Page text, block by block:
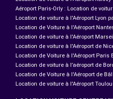
Aéroport Paris-Orly : Location de
Location de voiture à l'Aéroport Lyon
Location de Voiture à l'Aéroport
Location de voiture à l'Aéroport
Location de voiture à l'Aéroport de
Location de Voiture à l'Aéroport Paris
Location de voiture à l’aéroport de
Location de Voiture à l'Aéroport de
Location de voiture à l'Aéroport